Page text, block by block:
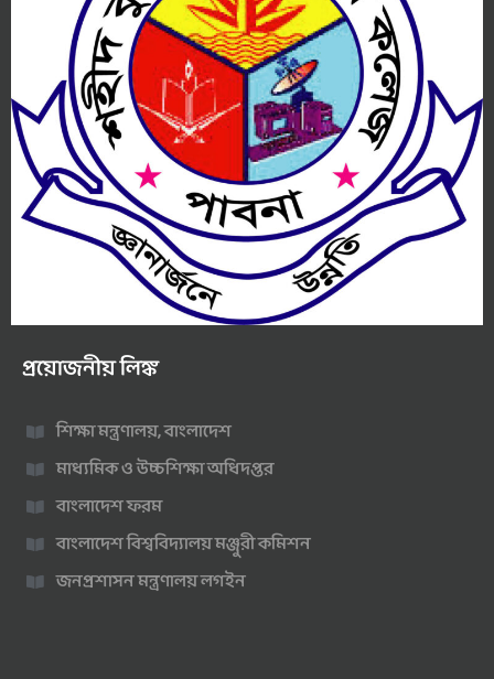
প্রয়োজনীয় লিঙ্ক
শিক্ষা মন্ত্রণালয়, বাংলাদেশ
মাধ্যমিক ও উচ্চশিক্ষা অধিদপ্তর
বাংলাদেশ ফরম
বাংলাদেশ বিশ্ববিদ্যালয় মঞ্জুরী কমিশন
জনপ্রশাসন মন্ত্রণালয় লগইন